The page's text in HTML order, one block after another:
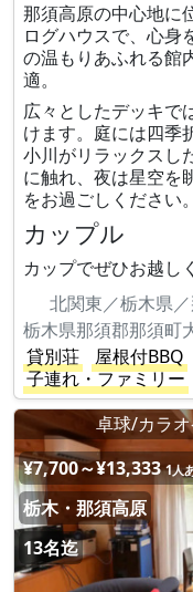
那須高原の中心地に
ログハウスで、心身
の温もりあふれる館
適。
広々としたデッキで
けます。庭には四季
小川がリラックスし
に触れ、夜は星空を
をお過ごしください。
カップル
カップでぜひお越し
北関東／栃木県
栃木県那須郡那須町
貸別荘
屋根付BBQ
子連れ・ファミリー
卓球/カラ
¥7,700～¥13,333 1人
栃木・那須高原
13名迄